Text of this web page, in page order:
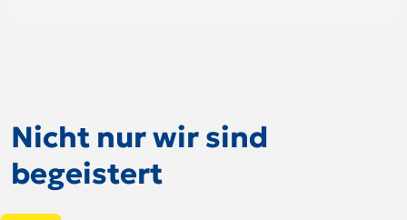
Nicht nur wir sind
begeistert